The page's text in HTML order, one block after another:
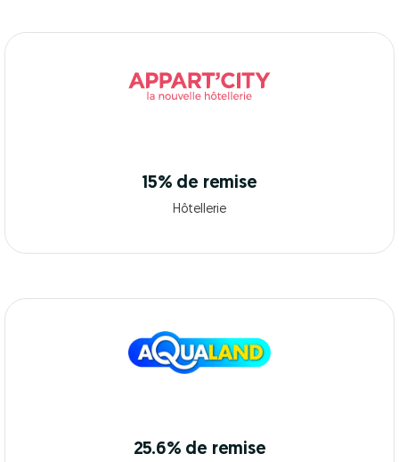
15% de remise
Hôtellerie
25.6% de remise